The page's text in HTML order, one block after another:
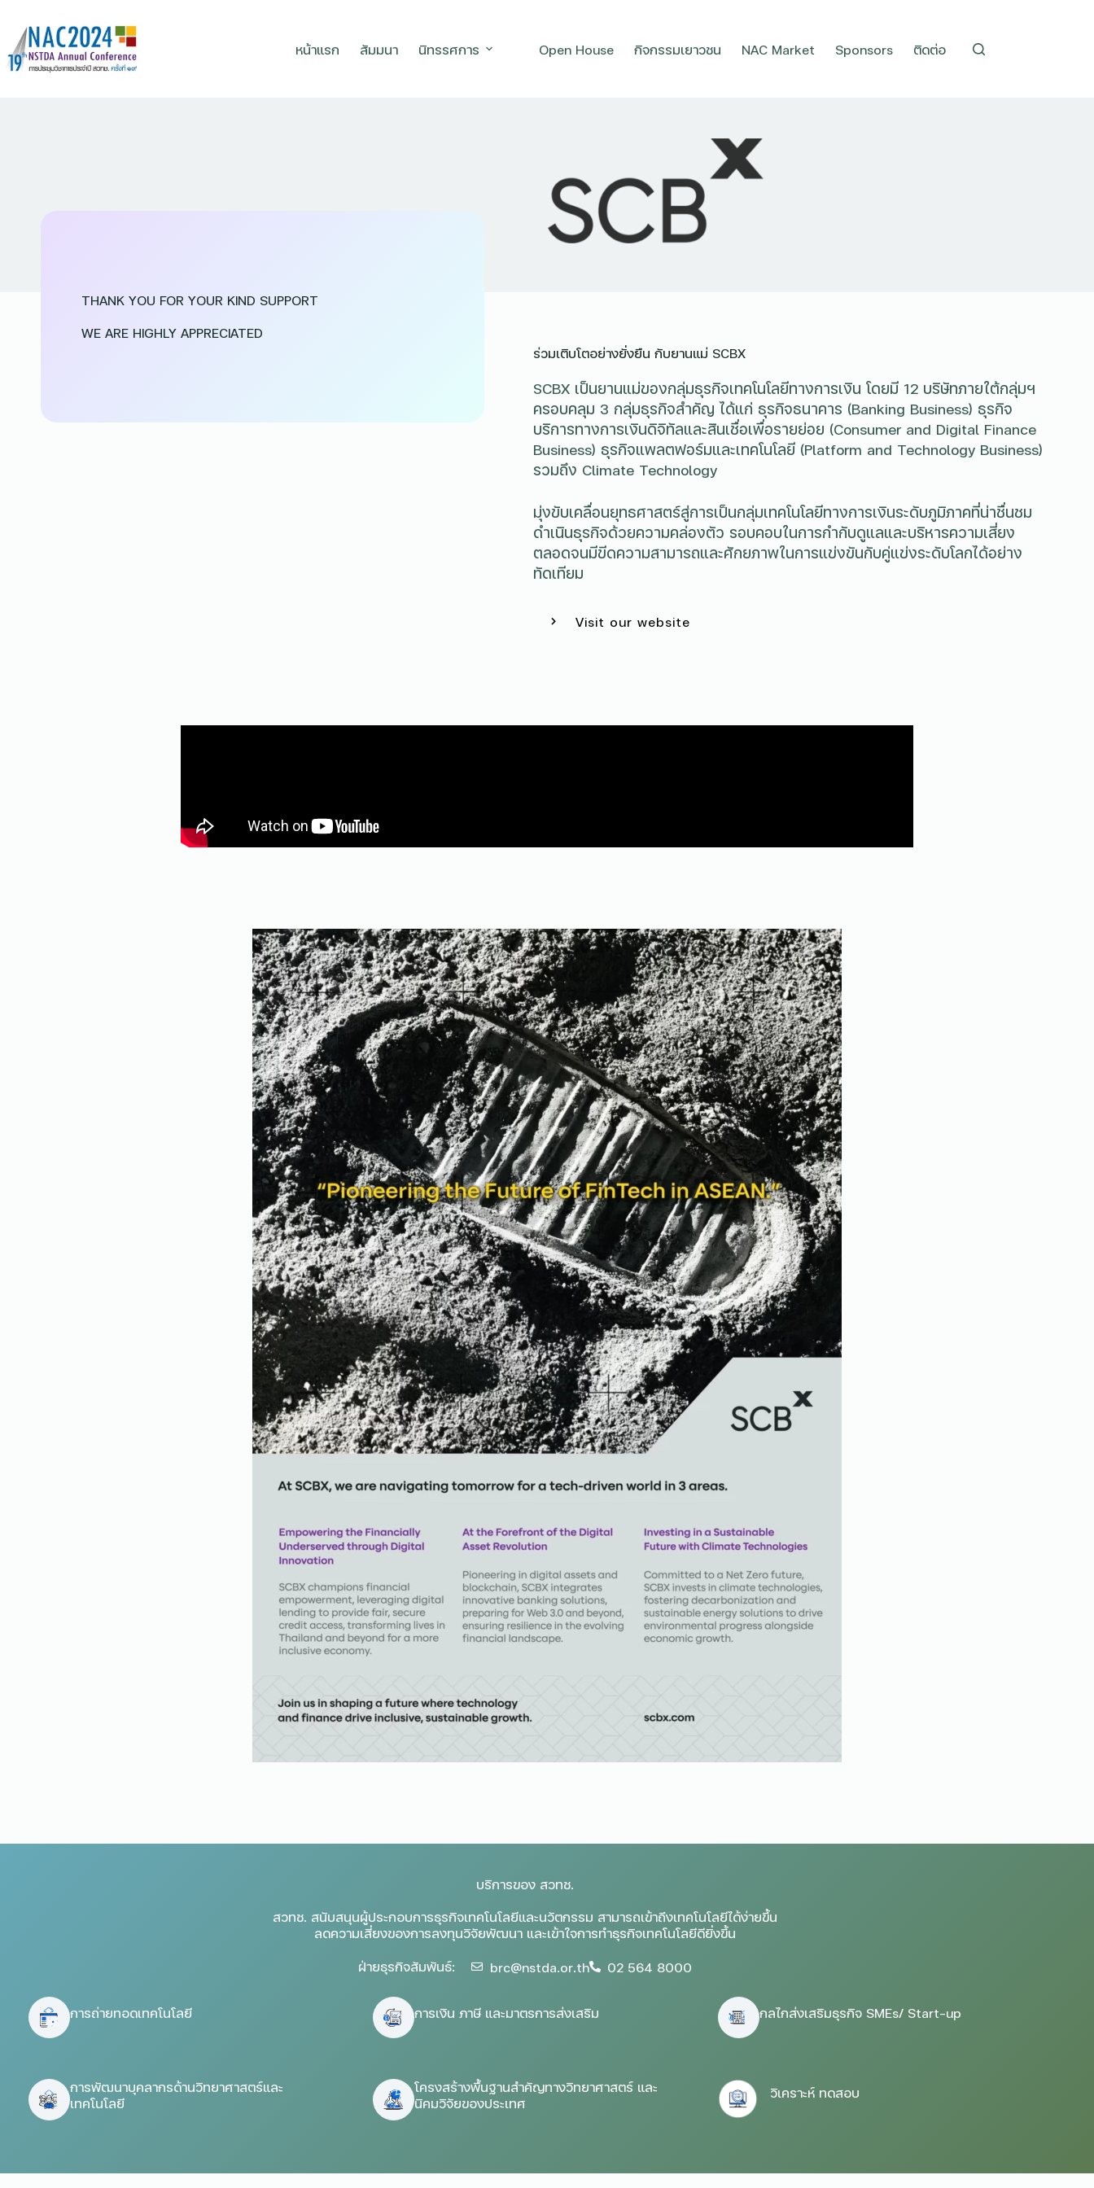
หน้าแรก สัมมนา นิทรรศการ Open House กิจกรรมเยาวชน NAC Market Sponsors ติดต่อ
THANK YOU FOR YOUR KIND SUPPORT
WE ARE HIGHLY APPRECIATED
ร่วมเติบโตอย่างยั่งยืน กับยานแม่ SCBX
SCBX เป็นยานแม่ของกลุ่มธุรกิจเทคโนโลยีทางการเงิน โดยมี 12 บริษัทภายใต้กลุ่มฯ
ครอบคลุม 3 กลุ่มธุรกิจสำคัญ ได้แก่ ธุรกิจธนาคาร (Banking Business) ธุรกิจ
บริการทางการเงินดิจิทัลและสินเชื่อเพื่อรายย่อย (Consumer and Digital Finance
Business) ธุรกิจแพลตฟอร์มและเทคโนโลยี (Platform and Technology Business)
รวมถึง Climate Technology
มุ่งขับเคลื่อนยุทธศาสตร์สู่การเป็นกลุ่มเทคโนโลยีทางการเงินระดับภูมิภาคที่น่าชื่นชม
ดำเนินธุรกิจด้วยความคล่องตัว รอบคอบในการกำกับดูแลและบริหารความเสี่ยง
ตลอดจนมีขีดความสามารถและศักยภาพในการแข่งขันกับคู่แข่งระดับโลกได้อย่าง
ทัดเทียม
Visit our website
บริการของ สวทช.
สวทช. สนับสนุนผู้ประกอบการธุรกิจเทคโนโลยีและนวัตกรรม สามารถเข้าถึงเทคโนโลยีได้ง่ายขึ้น
ลดความเสี่ยงของการลงทุนวิจัยพัฒนา และเข้าใจการทำธุรกิจเทคโนโลยีดียิ่งขึ้น
ฝ่ายธุรกิจสัมพันธ์:
brc@nstda.or.th 02 564 8000
การถ่ายทอดเทคโนโลยี การเงิน ภาษี และมาตรการส่งเสริม กลไกส่งเสริมธุรกิจ SMEs/ Start-up
การพัฒนาบุคลากรด้านวิทยาศาสตร์และ
เทคโนโลยี
โครงสร้างพื้นฐานสำคัญทางวิทยาศาสตร์ และ
นิคมวิจัยของประเทศ
วิเคราะห์ ทดสอบ